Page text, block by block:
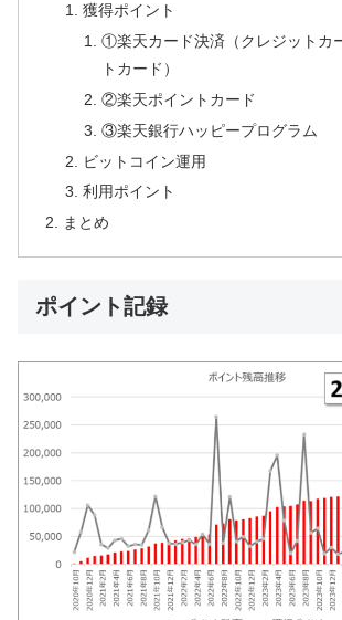
獲得ポイント
①楽天カード決済（クレジットカ
トカード）
②楽天ポイントカード
③楽天銀行ハッピープログラム
ビットコイン運用
利用ポイント
まとめ
ポイント記録